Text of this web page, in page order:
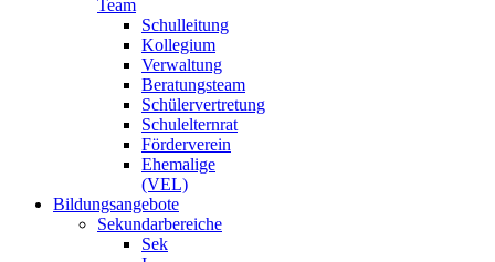
Team
Schulleitung
Kollegium
Verwaltung
Beratungsteam
Schülervertretung
Schulelternrat
Förderverein
Ehemalige
(VEL)
Bildungsangebote
Sekundarbereiche
Sek